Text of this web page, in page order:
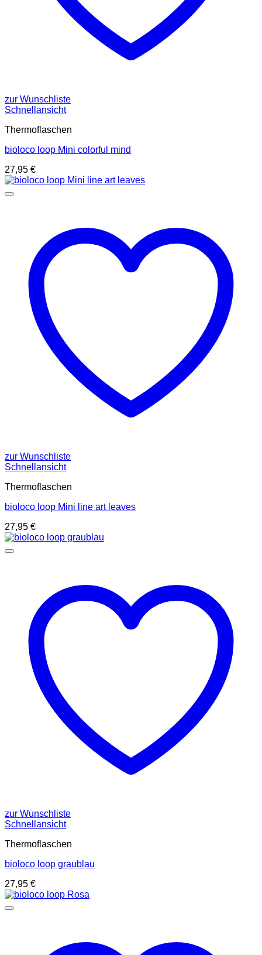
zur Wunschliste
Schnellansicht
Thermoflaschen
bioloco loop Mini colorful mind
27,95 €
zur Wunschliste
Schnellansicht
Thermoflaschen
bioloco loop Mini line art leaves
27,95 €
zur Wunschliste
Schnellansicht
Thermoflaschen
bioloco loop graublau
27,95 €